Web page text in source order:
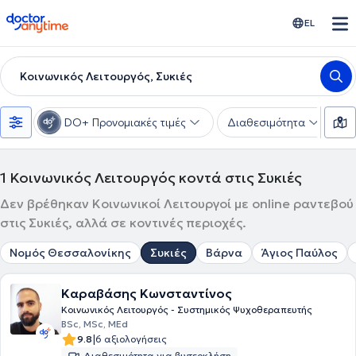
doctoranytime EL
Κοινωνικός Λειτουργός, Συκιές
DO+ Προνομιακές τιμές Διαθεσιμότητα
1 Κοινωνικός Λειτουργός κοντά στις Συκιές
Δεν βρέθηκαν Κοινωνικοί Λειτουργοί με online ραντεβού
στις Συκιές, αλλά σε κοντινές περιοχές.
Νομός Θεσσαλονίκης Συκιές Βάρνα Άγιος Παύλος
Καραβάσης Κωνσταντίνος
Κοινωνικός Λειτουργός - Συστημικός Ψυχοθεραπευτής
BSc, MSc, MEd
9.8|6 αξιολογήσεις